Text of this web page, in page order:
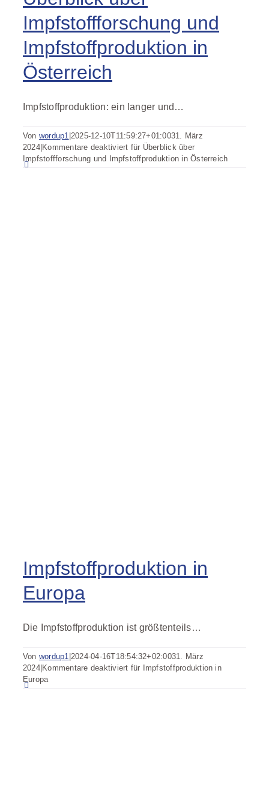
Impfstoffforschung und
Impfstoffproduktion in
Österreich
Impfstoffproduktion: ein langer und…
Von wordup1 2025-12-10T11:59:27+01:0031. März
2024| Kommentare deaktiviert für Überblick über
Impfstoffforschung und Impfstoffproduktion in Österreich
Impfstoffproduktion in
Europa
Die Impfstoffproduktion ist größtenteils…
Von wordup1 2024-04-16T18:54:32+02:0031. März
2024| Kommentare deaktiviert für Impfstoffproduktion in
Europa